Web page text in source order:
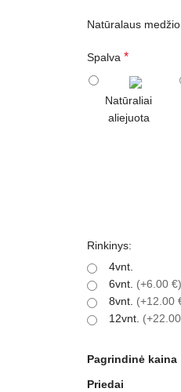
Natūralaus
Spalva *
Natūraliai
aliejuota
Rinkinys:
4vnt.
6vnt. (+6.00 €)
8vnt. (+12.00
12vnt.
Pagrindinė kaina
Priedai